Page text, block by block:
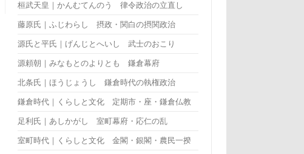
桓武天皇｜かんむてんのう 律令政治の立直し
藤原氏｜ふじわらし 摂政・関白の摂関政治
源氏と平氏｜げんじとへいし 武士のおこり
源頼朝｜みなもとのよりとも 鎌倉幕府
北条氏｜ほうじょうし 鎌倉時代の執権政治
鎌倉時代｜くらしと文化 定期市・座・鎌倉仏教
足利氏｜あしかがし 室町幕府・応仁の乱
室町時代｜くらしと文化 金閣・銀閣・農民一揆